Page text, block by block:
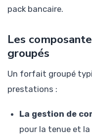
pack bancaire.
Les
groupés
Un forfait groupé
prestations :
La gestion de
pour la tenue et